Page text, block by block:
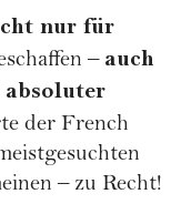
nur für
– auch
absoluter
der French
– zu Recht!